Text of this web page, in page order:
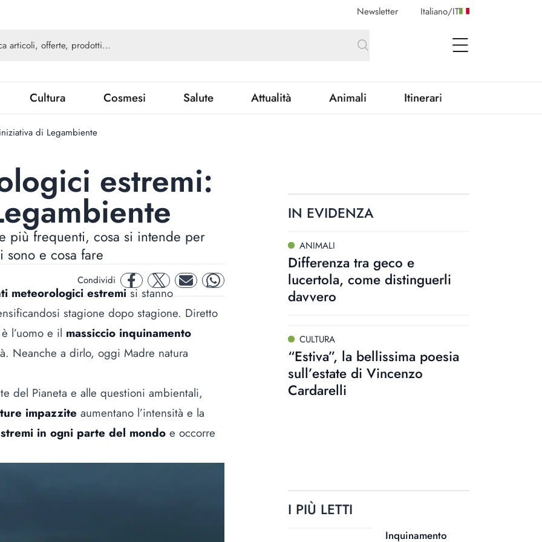
Newsletter Italiano/IT
open Menu
Cultura Cosmesi Salute Attualità Animali Itinerari
di Legambiente
estremi:
più frequenti, cosa si intende per
e cosa fare
Condividi facebooktwitter mail whatsapp
meteorologici estremisi stanno
stagione dopo stagione. Diretto
l’uomo e il massiccio inquinamento
Neanche a dirlo, oggi Madre natura
del Pianeta e alle questioni ambientali,
impazzite aumentano l’intensità e la
in ogni parte del mondo e occorre
IN EVIDENZA
ANIMALI
Differenza tra geco e
lucertola, come distinguerli
davvero
CULTURA
“Estiva”, la bellissima poesia
sull’estate di Vincenzo
Cardarelli
I PIÙ LETTI
Inquinamento